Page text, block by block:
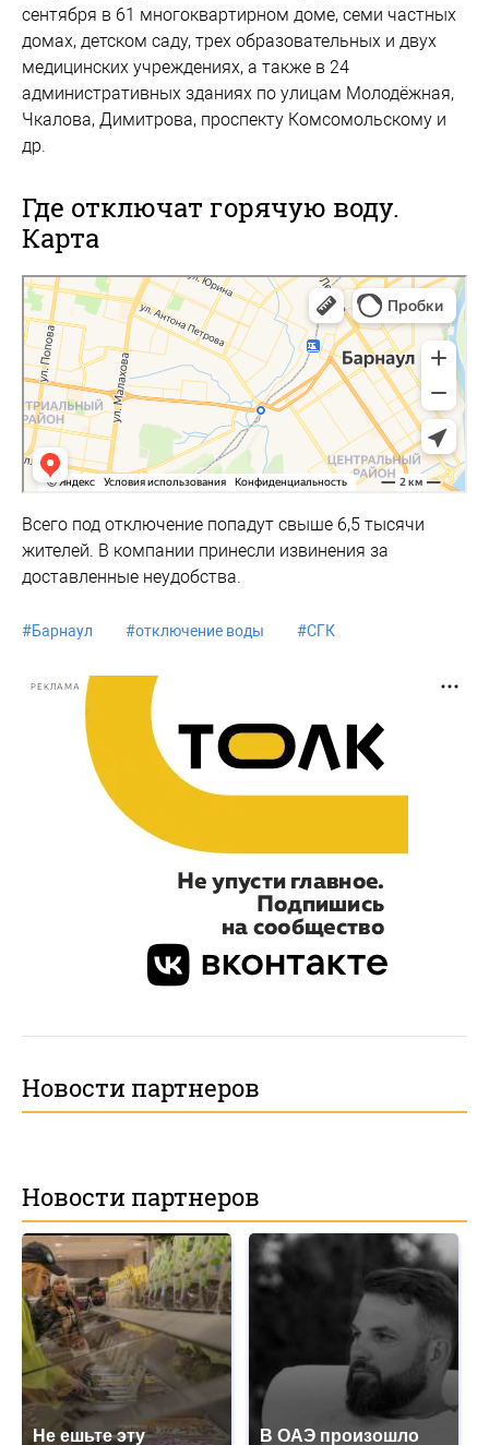
сентября в 61 многоквартирном доме, семи частных
домах, детском саду, трех образовательных и двух
медицинских учреждениях, а также в 24
административных зданиях по улицам Молодёжная,
Чкалова, Димитрова, проспекту Комсомольскому и
др.
Где отключат горячую воду.
Карта
Барнаул
Яндекс.Карты — транспорт, навигация, поиск мест
Всего под отключение попадут свыше 6,5 тысячи
жителей. В компании принесли извинения за
доставленные неудобства.
#Барнаул #отключение воды #СГК
РЕКЛАМА
Новости партнеров
Новости партнеров
Не ешьте эту В ОАЭ произошло